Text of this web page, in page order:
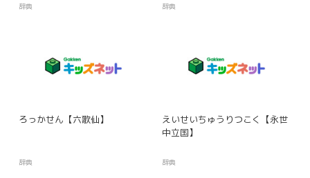
辞典 辞典
ろっかせん【六歌仙】
辞典
えいせいちゅうりつこく【永世
中立国】
辞典